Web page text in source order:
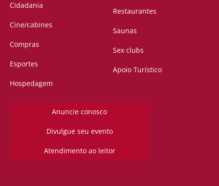
Cidadania
Cine/cabines
Compras
Esportes
Hospedagem
Restaurantes
Saunas
Sex clubs
Apoio Turístico
Anuncie conosco
Divulgue seu evento
Atendimento ao leitor